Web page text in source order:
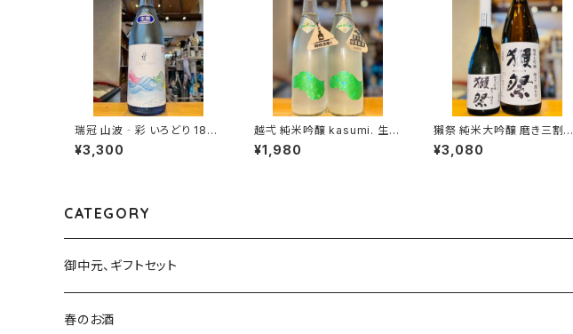
瑞冠 山波‐彩 いろどり 180
0ml１本（山岡酒造・広島県三
次市甲奴町）
¥3,300
越弌 純米吟醸 kasumi. 生酛
welcome 硝酸還元菌 720
ml１本（株式会社越後鶴亀・
¥1,980
獺祭 純米大吟醸 磨き三割九
分 720ml１本（旭酒造・山口
県岩国市周東町）
¥3,080
CATEGORY
御中元、ギフトセット
春のお酒